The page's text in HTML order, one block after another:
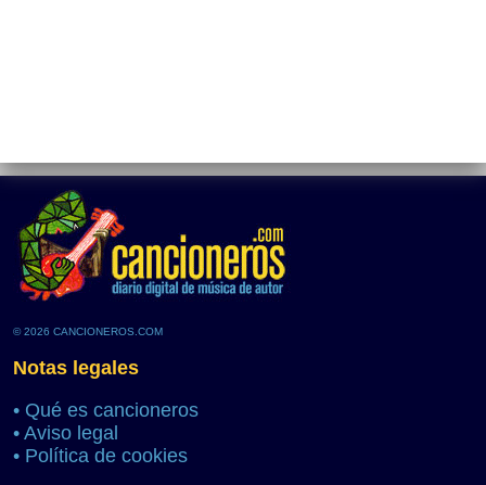
© 2026 CANCIONEROS.COM
Notas legales
• Qué es cancioneros
• Aviso legal
• Política de cookies